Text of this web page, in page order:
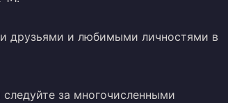
друзьями и любимыми личностями в
за многочисленными